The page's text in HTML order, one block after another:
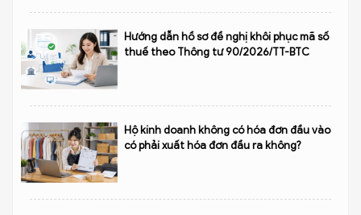
Hướng dẫn hồ sơ đề nghị khôi phục mã số
thuế theo Thông tư 90/2026/TT-BTC
Hộ kinh doanh không có hóa đơn đầu vào
có phải xuất hóa đơn đầu ra không?